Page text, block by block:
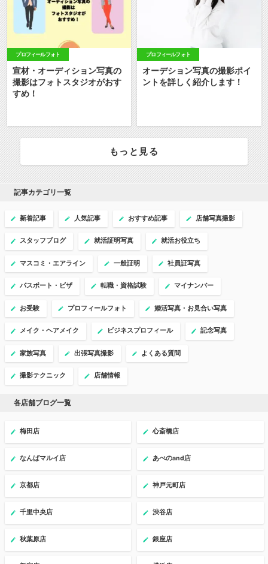
プロフィールフォト
宣材・オーディション写真の
撮影はフォトスタジオがおす
すめ！
プロフィールフォト
オーデション写真の撮影ポイ
ントを詳しく紹介します！
もっと見る
記事カテゴリ一覧
新着記事 人気記事 おすすめ記事 店舗写真撮影
スタッフブログ 就活証明写真 就活お役立ち
マスコミ・エアライン 一般証明 社員証写真
パスポート・ビザ 転職・資格試験 マイナンバー
お受験 プロフィールフォト 婚活写真・お見合い写真
メイク・ヘアメイク ビジネスプロフィール 記念写真
家族写真 出張写真撮影 よくある質問
撮影テクニック 店舗情報
各店舗ブログ一覧
梅田店 心斎橋店
なんばマルイ店 あべのand店
京都店 神戸元町店
千里中央店 渋谷店
秋葉原店 銀座店